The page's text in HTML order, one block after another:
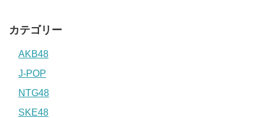
カテゴリー
AKB48
J-POP
NTG48
SKE48